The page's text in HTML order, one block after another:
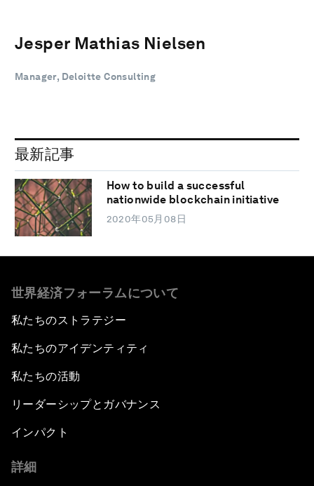
Jesper Mathias Nielsen
Manager, Deloitte Consulting
最新記事
How to build a successful
nationwide blockchain initiative
2020年05月08日
世界経済フォーラムについて
私たちのストラテジー
私たちのアイデンティティ
私たちの活動
リーダーシップとガバナンス
インパクト
詳細